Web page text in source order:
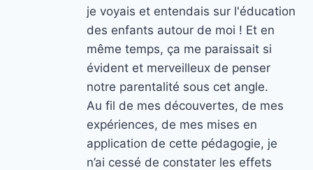
je voyais et entendais sur l'éducation
des enfants autour de moi ! Et en
même temps, ça me paraissait si
évident et merveilleux de penser
notre parentalité sous cet angle.
Au fil de mes découvertes, de mes
expériences, de mes mises en
application de cette pédagogie, je
n’ai cessé de constater les effets